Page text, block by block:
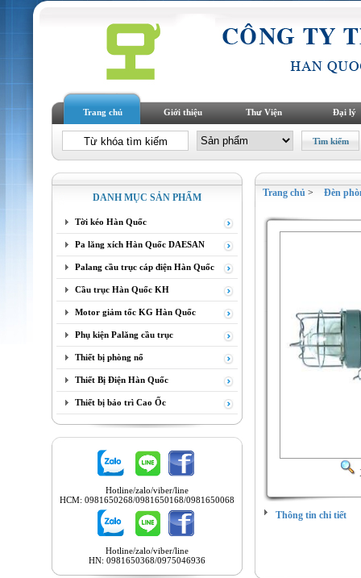
Trang chủ Giới thiệu Thư Viện Đại lý
DANH MỤC SẢN PHẨM
Tời kéo Hàn Quốc
Pa lăng xích Hàn Quốc DAESAN
Palang cầu trục cáp điện Hàn Quốc
Cầu trục Hàn Quốc KH
Motor giảm tốc KG Hàn Quốc
Phụ kiện Palăng cầu trục
Thiết bị phòng nổ
Thiết Bị Điện Hàn Quốc
Thiết bị bảo trì Cao Ốc
Hotline/zalo/viber/line
HCM: 0981650268/0981650168/0981650068
Hotline/zalo/viber/line
HN: 0981650368/0975046936
Trang chủ > Đèn
Thông tin chi tiết